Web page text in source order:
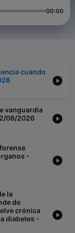
00:00
cuando
vanguardia
08/2026
-
la
de
crónica
diabetes -